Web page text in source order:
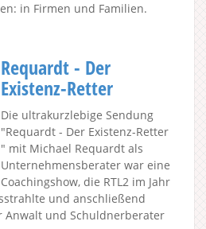
in Firmen und Familien.
Requardt - Der
Existenz-Retter
Die ultrakurzlebige Sendung
"Requardt - Der Existenz-Retter
" mit Michael Requardt als
Unternehmensberater war eine
Coachingshow, die RTL2 im Jahr
und anschließend
Anwalt und Schuldnerberater